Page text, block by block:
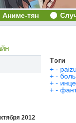
Аниме-тян
2012
Тэги
+ -
+ -
+ -
+ -